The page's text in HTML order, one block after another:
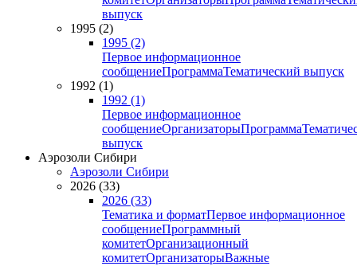
выпуск
1995 (2)
1995 (2)
Первое информационное
сообщениеПрограммаТематический выпуск
1992 (1)
1992 (1)
Первое информационное
сообщениеОрганизаторыПрограмма
выпуск
Аэрозоли Сибири
Аэрозоли Сибири
2026 (33)
2026 (33)
Тематика и форматПервое информационное
сообщениеПрограммный
комитетОрганизационный
комитетОрганизаторыВажные